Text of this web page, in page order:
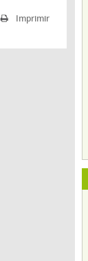
Imprimir